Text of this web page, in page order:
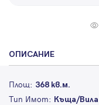
ОПИСАНИЕ
Площ: 368 кв.м.
Тип Имот: Къща/Вила